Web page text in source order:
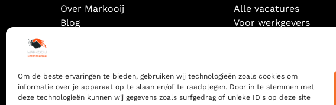
Om de beste ervaringen te bieden, gebruiken wij technologieën zoals cookies om
informatie over je apparaat op te slaan en/of te raadplegen. Door in te stemmen met
deze technologieën kunnen wij gegevens zoals surfgedrag of unieke ID's op deze site
Over Markooij
Blog
Alle vacatures
Voor werkgevers